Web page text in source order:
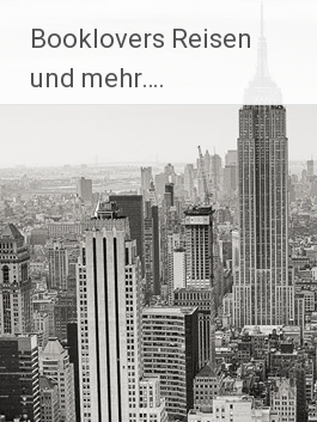
Inhalt
springen
Booklovers Reisen
und mehr….